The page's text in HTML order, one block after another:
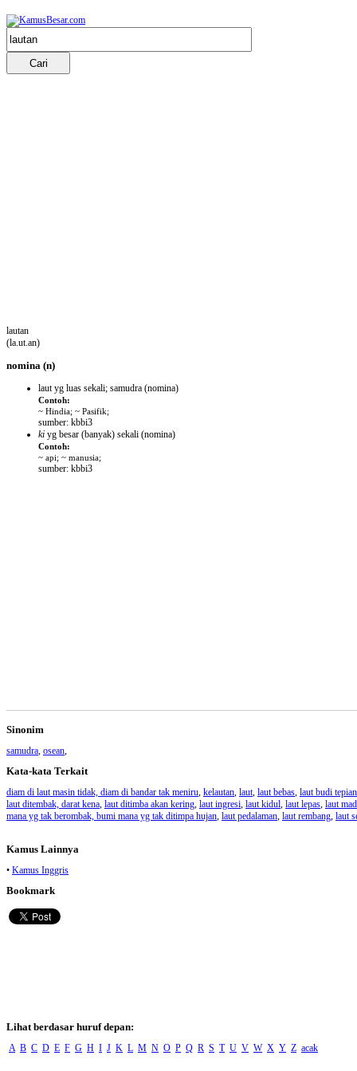
lautan
(la.ut.an)
nomina (n)
laut yg luas sekali; samudra (nomina)
Contoh:
~ Hindia; ~ Pasifik;
sumber: kbbi3
ki yg besar (banyak) sekali (nomina)
Contoh:
~ api; ~ manusia;
sumber: kbbi3
Sinonim
samudra osean
Kata-kata Terkait
diam di laut masin tidak, diam di bandar tak meniru, kelautan, laut, laut bebas, laut budi
laut ditembak, darat kena, laut ditimba akan kering, laut ingresi, laut kidul, laut lepas, laut
mana yg tak berombak, bumi mana yg tak ditimpa hujan, laut pedalaman, laut rembang, laut
Kamus Lainnya
• Kamus Inggris
Bookmark
Lihat berdasar huruf depan:
A B C D E F G H I J K L M N O P Q R S T U V W X Y Z acak